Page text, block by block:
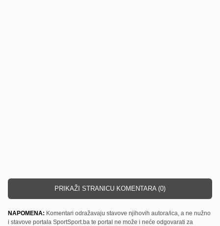
PRIKAŽI STRANICU KOMENTARA (0)
NAPOMENA: Komentari odražavaju stavove njihovih autora/ica, a ne nužno
i stavove portala SportSport.ba te portal ne može i neće odgovarati za